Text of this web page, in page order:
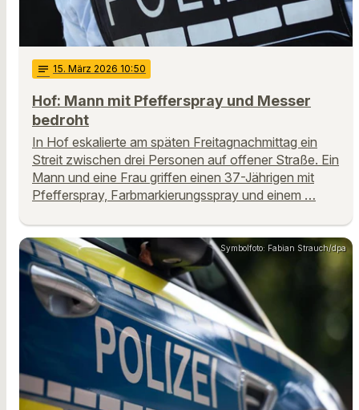
notes 15. März 2026 10:50
Hof: Mann mit Pfefferspray und Messer
bedroht
In Hof eskalierte am späten Freitagnachmittag ein
Streit zwischen drei Personen auf offener Straße. Ein
Mann und eine Frau griffen einen 37-Jährigen mit
Pfefferspray, Farbmarkierungsspray und einem …
Symbolfoto: Fabian Strauch/dpa